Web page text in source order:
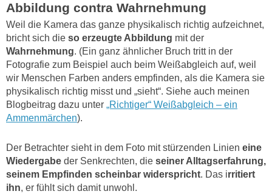
Abbildung contra Wahrnehmung
Weil die Kamera das ganze physikalisch richtig aufzeichnet,
bricht sich die so erzeugte Abbildung mit der
Wahrnehmung. (Ein ganz ähnlicher Bruch tritt in der
Fotografie zum Beispiel auch beim Weißabgleich auf, weil
wir Menschen Farben anders empfinden, als die Kamera sie
physikalisch richtig misst und „sieht“. Siehe auch meinen
Blogbeitrag dazu unter „Richtiger“ Weißabgleich – ein
Ammenmärchen).
Der Betrachter sieht in dem Foto mit stürzenden Linien eine
Wiedergabe der Senkrechten, die seiner Alltagserfahrung,
seinem Empfinden scheinbar widerspricht. Das irritiert
ihn, er fühlt sich damit unwohl.